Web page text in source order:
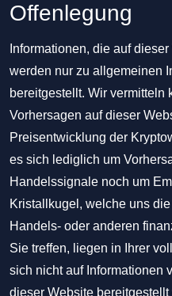
Offenlegung
Informationen, die auf
werden nur zu allgemeinen
bereitgestellt. Wir vermitteln
Vorhersagen auf dieser
Preisentwicklung der
es sich lediglich um
Handelssignale noch um
Kristallkugel, welche uns
Handels- oder anderen
Sie treffen, liegen in Ihrer
sich nicht auf Informationen
dieser Website